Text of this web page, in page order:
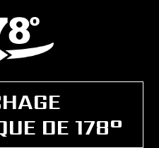
DE 178°